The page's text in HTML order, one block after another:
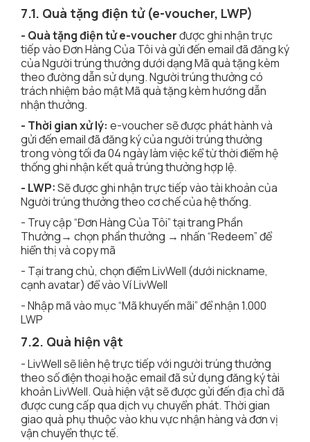
7.1. Quà tặng điện tử (e-voucher, LWP)
- Quà tặng điện tử e-voucherđược ghi nhận trực
tiếp vào Đơn Hàng Của Tôi và gửi đến email đã đăng ký
của Người trúng thưởng dưới dạng Mã quà tặng kèm
theo đường dẫn sử dụng. Người trúng thưởng có
trách nhiệm bảo mật Mã quà tặng kèm hướng dẫn
nhận thưởng.
- Thời gian xử lý: e-voucher sẽ được phát hành và
gửi đến email đã đăng ký của người trúng thưởng
trong vòng tối đa 04 ngày làm việc kể từ thời điểm hệ
thống ghi nhận kết quả trúng thưởng hợp lệ.
- LWP:Sẽ được ghi nhận trực tiếp vào tài khoản của
Người trúng thưởng theo cơ chế của hệ thống.
- Truy cập “Đơn Hàng Của Tôi” tại trang Phần
Thưởng→ chọn phần thưởng → nhấn “Redeem” để
hiển thị và copy mã
- Tại trang chủ, chọn điểm LivWell (dưới nickname,
cạnh avatar) để vào Ví LivWell
- Nhập mã vào mục “Mã khuyến mãi” để nhận 1.000
LWP
7.2. Quà hiện vật
- LivWell sẽ liên hệ trực tiếp với người trúng thưởng
theo số điện thoại hoặc email đã sử dụng đăng ký tài
khoản LivWell. Quà hiện vật sẽ được gửi đến địa chỉ đã
được cung cấp qua dịch vụ chuyển phát. Thời gian
giao quà phụ thuộc vào khu vực nhận hàng và đơn vị
vận chuyển thực tế.